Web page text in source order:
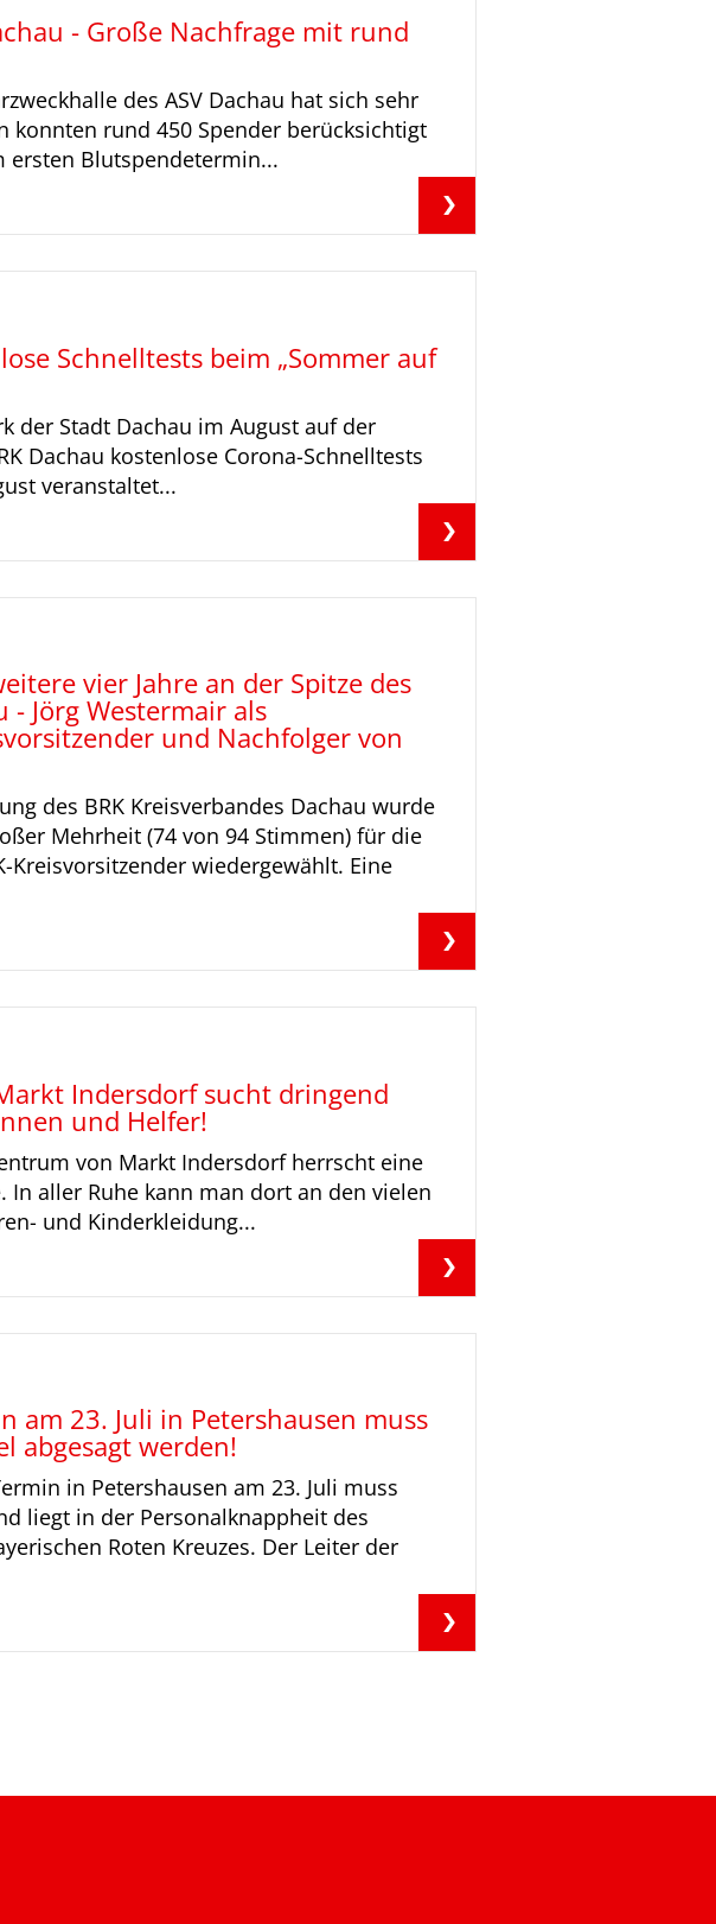
- Große Nachfrage mit rund
des ASV Dachau hat sich sehr
konnten rund 450 Spender berücksichtigt
ersten Blutspendetermin...
Schnelltests beim „Sommer auf
der Stadt Dachau im August auf der
Dachau kostenlose Corona-Schnelltests
veranstaltet...
vier Jahre an der Spitze des
- Jörg Westermair als
und Nachfolger von
des BRK Kreisverbandes Dachau wurde
Mehrheit (74 von 94 Stimmen) für die
Kreisvorsitzender wiedergewählt. Eine
Indersdorf sucht dringend
und Helfer!
von Markt Indersdorf herrscht eine
In aller Ruhe kann man dort an den vielen
und Kinderkleidung...
am 23. Juli in Petershausen muss
abgesagt werden!
in Petershausen am 23. Juli muss
liegt in der Personalknappheit des
Roten Kreuzes. Der Leiter der